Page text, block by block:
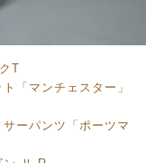
T
「マンチェスター」
ーパンツ「ポーツマ